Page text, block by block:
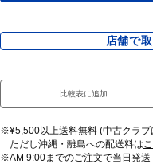
店舗で
比較表に追加
※¥5,500以上送料無料 (中古クラブ
ただし沖縄・離島への配送料は
※AM 9:00までのご注文で当日発